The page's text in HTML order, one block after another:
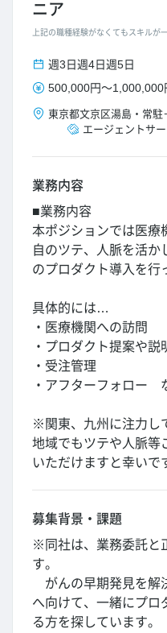
ニア
上記の職種経験がなくてもスキルが
週3日週4日週5日
500,000円～1,000,000
東京都文京区湯島 ・ 常駐
エージェントサ
業務内容
■業務内容
本ポジションでは医療
自のツテ、人脈を活か
のプロダクト導入を行
具体的には…
・医療機関への訪問
・プロダクト提案や説
・受注管理
・アフターフォロー
※関東、九州に注力し
地域でもツテや人脈等
いただけますと幸いで
募集背景・課題
※同社は、業務委託と
す。
がんの早期発見を解
へ向けて、一緒にプロ
る方を探しています。